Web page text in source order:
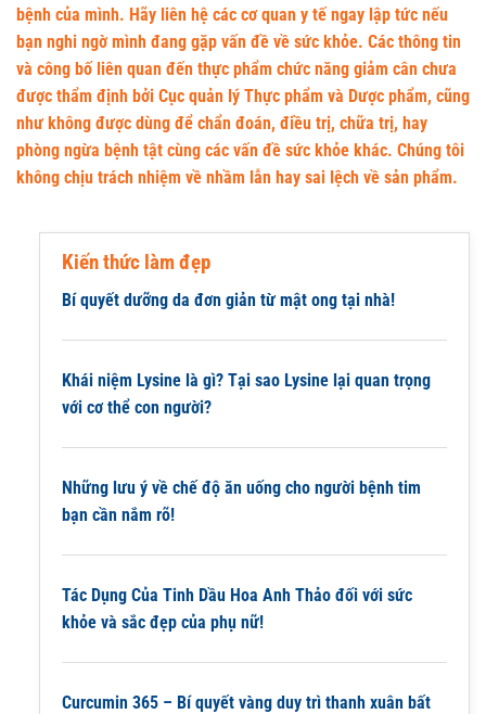
bệnh của mình. Hãy liên hệ các cơ quan y tế ngay lập tức nếu
bạn nghi ngờ mình đang gặp vấn đề về sức khỏe. Các thông tin
và công bố liên quan đến thực phẩm chức năng giảm cân chưa
được thẩm định bởi Cục quản lý Thực phẩm và Dược phẩm, cũng
như không được dùng để chẩn đoán, điều trị, chữa trị, hay
phòng ngừa bệnh tật cùng các vấn đề sức khỏe khác. Chúng tôi
không chịu trách nhiệm về nhầm lẫn hay sai lệch về sản phẩm.
Kiến thức làm đẹp
Bí quyết dưỡng da đơn giản từ mật ong tại nhà!
Khái niệm Lysine là gì? Tại sao Lysine lại quan trọng
với cơ thể con người?
Những lưu ý về chế độ ăn uống cho người bệnh tim
bạn cần nắm rõ!
Tác Dụng Của Tinh Dầu Hoa Anh Thảo đối với sức
khỏe và sắc đẹp của phụ nữ!
Curcumin 365 – Bí quyết vàng duy trì thanh xuân bất